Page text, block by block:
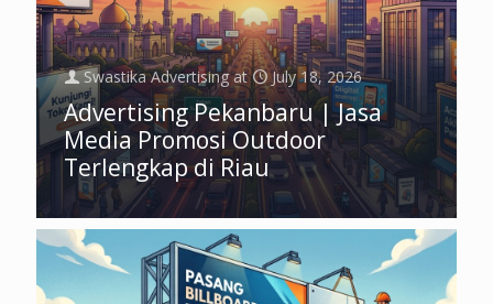
Swastika Advertising at July 18, 2026
Advertising Pekanbaru | Jasa
Media Promosi Outdoor
Terlengkap di Riau